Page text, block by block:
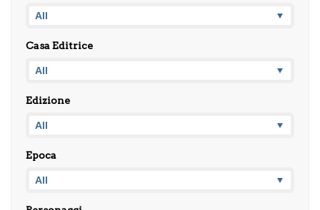
Casa Editrice
Edizione
Epoca